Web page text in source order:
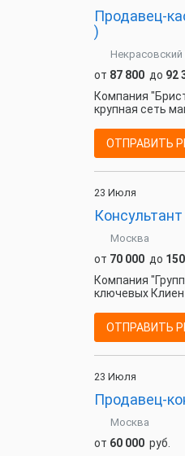
Продавец-
)
от 87 800 до 92
Компания
крупная сеть
ОТПРАВИТЬ
23 Июля
Москва
от 70 000 до
Компания
ключевых
ОТПРАВИТЬ
23 Июля
Продавец-
Москва
от 60 000 руб.